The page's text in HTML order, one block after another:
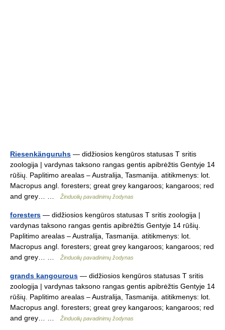
Riesenkänguruhs — didžiosios kengūros statusas T sritis
zoologija | vardynas taksono rangas gentis apibrėžtis Gentyje 14
rūšių. Paplitimo arealas – Australija, Tasmanija. atitikmenys: lot.
Macropus angl. foresters; great grey kangaroos; kangaroos; red
and grey… …
Žinduolių pavadinimų žodynas
foresters — didžiosios kengūros statusas T sritis zoologija |
vardynas taksono rangas gentis apibrėžtis Gentyje 14 rūšių.
Paplitimo arealas – Australija, Tasmanija. atitikmenys: lot.
Macropus angl. foresters; great grey kangaroos; kangaroos; red
and grey… …
Žinduolių pavadinimų žodynas
grands kangourous — didžiosios kengūros statusas T sritis
zoologija | vardynas taksono rangas gentis apibrėžtis Gentyje 14
rūšių. Paplitimo arealas – Australija, Tasmanija. atitikmenys: lot.
Macropus angl. foresters; great grey kangaroos; kangaroos; red
and grey… …
Žinduolių pavadinimų žodynas